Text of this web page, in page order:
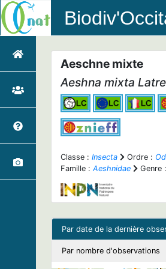
Aeschne mixte
Aeshna mixta
Classe : Insecta Ordre :
Famille : Aeshnidae Genre :
Par date de la dernière
Par nombre d'observations